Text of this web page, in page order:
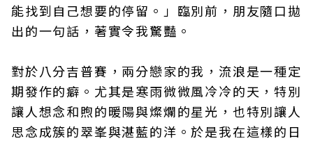
能找到自己想要的停留。」臨別前，朋友隨口拋
出的一句話，著實令我驚豔。
對於八分吉普賽，兩分戀家的我，流浪是一種定
期發作的癖。尤其是寒雨微微風冷冷的天，特別
讓人想念和煦的暖陽與燦爛的星光，也特別讓人
思念成簇的翠峯與湛藍的洋。於是我在這樣的日